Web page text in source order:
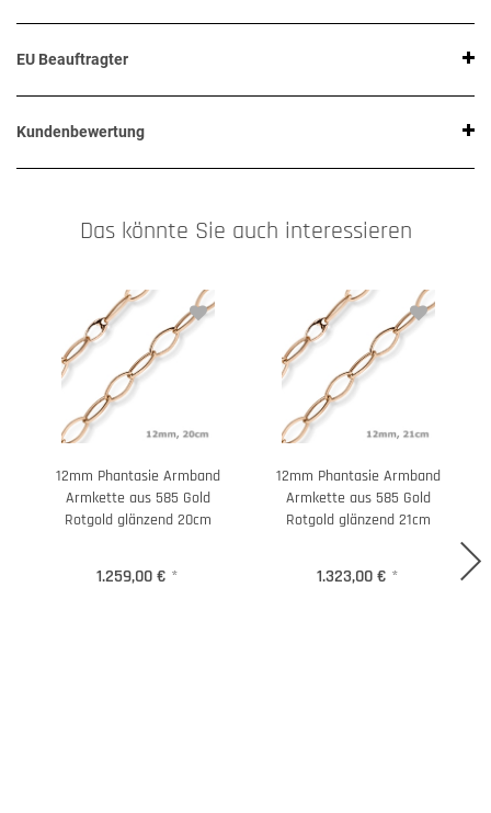
EU Beauftragter
Kundenbewertung
Das könnte Sie auch interessieren
12mm Phantasie Armband
Armkette aus 585 Gold
Rotgold glänzend 20cm
1.259,00 € *
12mm Phantasie Armband
Armkette aus 585 Gold
Rotgold glänzend 21cm
1.323,00 € *